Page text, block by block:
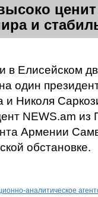
и
в Елисейском
один
Николя
NEWS.am
Армении
обстановке.
аналитическое